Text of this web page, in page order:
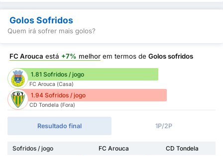
Golos Sofridos
Quem irá sofrer mais golos?
FC Arouca está +7% melhor em termos de Golos sofridos
1.81 Sofridos / jogo
FC Arouca (Casa)
1.94 Sofridos / jogo
CD Tondela (Fora)
Resultado final 1P/2P
Sofridos / jogo FC Arouca
CD Tondela